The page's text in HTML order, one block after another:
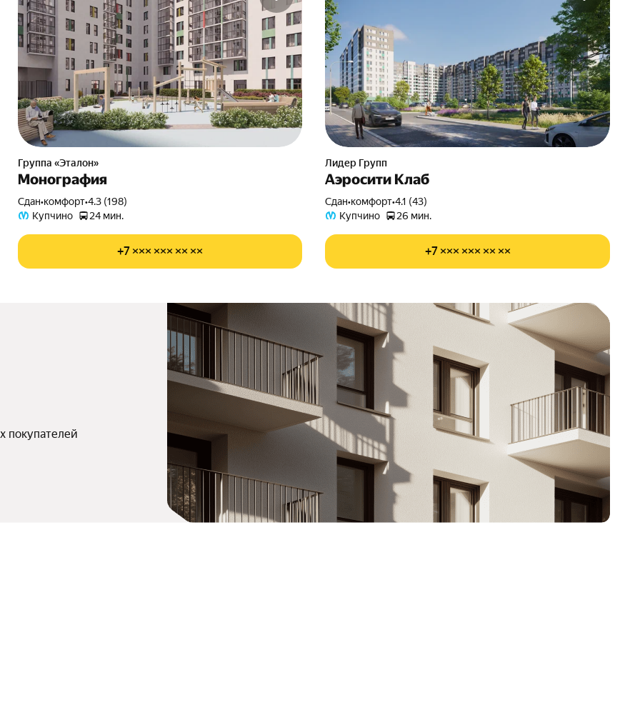
Группа «Эталон»
Монография
Сдан•комфорт•4.3 (198)
Купчино
24 мин.
+7 ××× ××× ×× ××
Лидер Групп
Аэросити Клаб
Сдан•комфорт•4.1 (43)
Купчино
26 мин.
+7 ××× ××× ×× ××
покупателей